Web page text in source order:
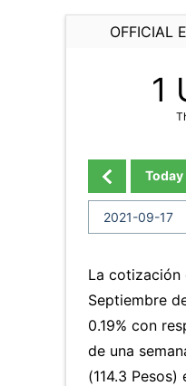
OFFICIAL
1
Today
La cotización
Septiembre
0.19% con
de una
(114.3